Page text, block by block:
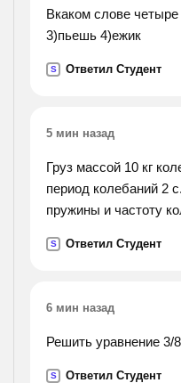
Вкаком слове
3)пьешь 4)ежик
S Ответил Студент
5 мин назад
Груз массой 10 кг
период колебаний 2
пружины и частоту
S Ответил Студент
6 мин назад
Решить уравнение 3/
S Ответил Студент